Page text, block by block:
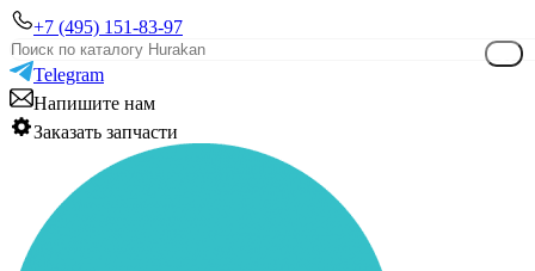
+7 (495) 151-83-97
Telegram
Напишите нам
Заказать запчасти